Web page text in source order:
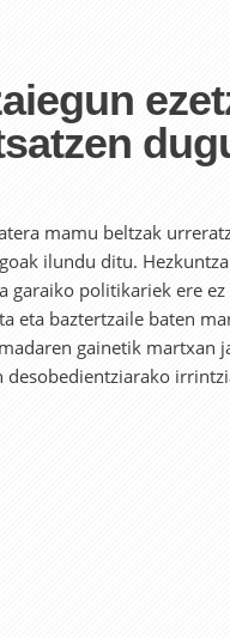
mamu beltzak
ilundu ditu.
garaiko politikariek ere
eta baztertzaile baten
gainetik martxan
desobedientziarako